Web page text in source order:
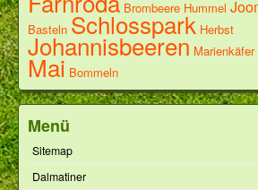
Brombeere Hummel
Basteln Schlosspark Herbst
Johannisbeeren Marienkäfer
Mai Bommeln
Menü
Sitemap
Dalmatiner